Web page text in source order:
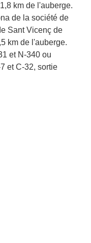
km de l'auberge.
de la société de
Sant Vicenç de
km de l'auberge.
et N-340 ou
et C-32, sortie